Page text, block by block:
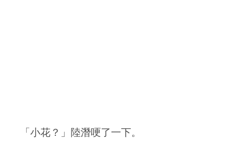
「小花？」陸潛哽了一下。